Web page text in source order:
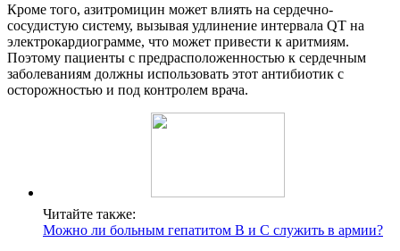
Кроме того, азитромицин может влиять на сердечно-
сосудистую систему, вызывая удлинение интервала QT на
электрокардиограмме, что может привести к аритмиям.
Поэтому пациенты с предрасположенностью к сердечным
заболеваниям должны использовать этот антибиотик с
осторожностью и под контролем врача.
Читайте также:
Можно ли больным гепатитом В и С служить в армии?